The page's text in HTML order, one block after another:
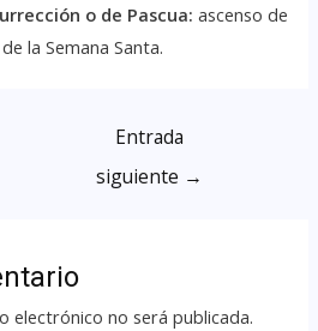
o de Pascua: ascenso de
la Semana Santa.
Entrada
siguiente →
electrónico no será publicada.